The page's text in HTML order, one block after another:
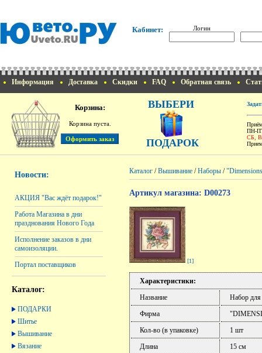
Кабинет: Логин
Информация Доставка Скидки FAQ Обратная связь
Корзина:
Корзина пуста.
ВЫБЕРИ
ПОДАРОК
ПН-
СБ,
Новости:
АКЦИЯ "Вас ждёт подарок!"
Работа Магазина в дни
празднования Нового Года
Исполнение заказов в дни
самоизоляции.
Портал поставщиков
Каталог:
ПОДАРКИ
Шитье
Вышивание
Вязание
Каталог /Вышивание /Наборы /
Артикул магазина: D00273
[1]
Характеристики:
Название
Набор
Фирма
Кол-во (в упаковке)
1 шт
Длина
15 см